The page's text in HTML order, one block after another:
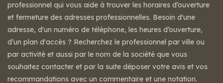
professionnel qui vous aide à trouver les horaires d’ouverture
et fermeture des adresses professionnelles. Besoin d'une
adresse, d'un numéro de téléphone, les heures d’ouverture,
d’un plan d'accès ? Recherchez le professionnel par ville ou
par activité et aussi par le nom de la société que vous
souhaitez contacter et par la suite déposer votre avis et vos
recommandations avec un commentaire et une notation.